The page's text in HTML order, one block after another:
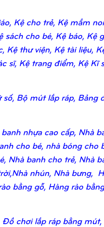
Kệ cho trẻ, Kệ mầm
cho bé, Kệ báo, Kệ
Kệ thư viện, Kệ tài liệu,
sĩ, Kệ trang điểm, Kệ Kĩ
Bộ mút lắp ráp, Bảng
nhựa cao cấp, Nhà
cho bé, nhà bóng cho
Nhà banh cho trẻ, Nhà
nhún, Nhà bưng,
bằng gỗ, Hàng rào
chơi lắp ráp bằng